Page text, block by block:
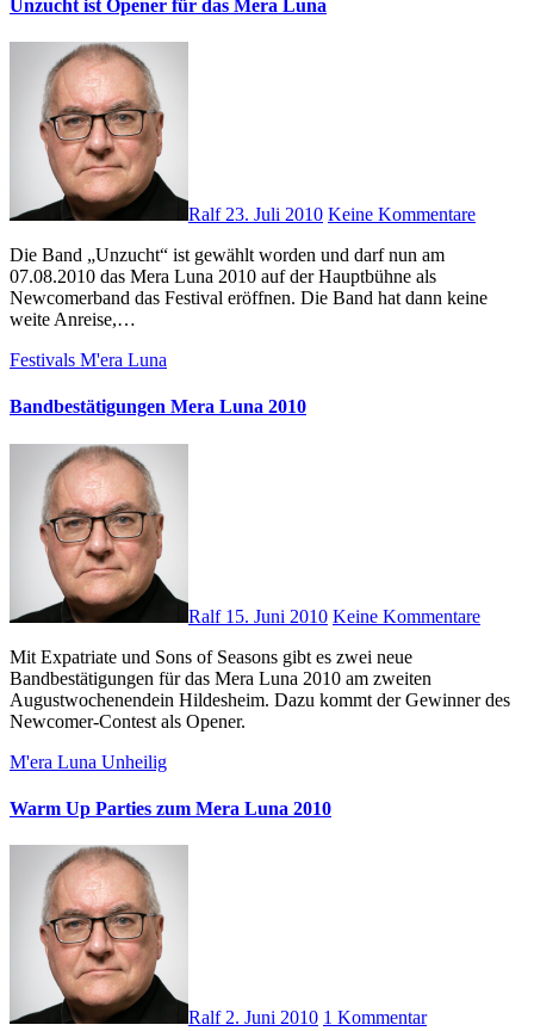
Unzucht ist Opener für das Mera Luna
Ralf 23. Juli 2010 Keine Kommentare
Die Band „Unzucht“ ist gewählt worden und darf nun am
07.08.2010 das Mera Luna 2010 auf der Hauptbühne als
Newcomerband das Festival eröffnen. Die Band hat dann keine
weite Anreise,…
Festivals M'era Luna
Bandbestätigungen Mera Luna 2010
Ralf 15. Juni 2010 Keine Kommentare
Mit Expatriate und Sons of Seasons gibt es zwei neue
Bandbestätigungen für das Mera Luna 2010 am zweiten
Augustwochenendein Hildesheim. Dazu kommt der Gewinner des
Newcomer-Contest als Opener.
M'era Luna Unheilig
Warm Up Parties zum Mera Luna 2010
Ralf 2. Juni 2010 1 Kommentar